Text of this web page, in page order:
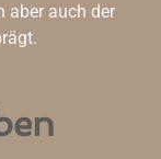
aber auch der